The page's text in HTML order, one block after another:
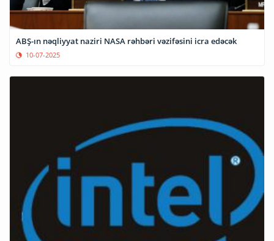
ABŞ-ın nəqliyyat naziri NASA rəhbəri vəzifəsini icra edəcək
10-07-2025